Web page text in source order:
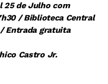
25 de Julho com
/ Biblioteca Central
Entrada gratuita
Castro Jr.